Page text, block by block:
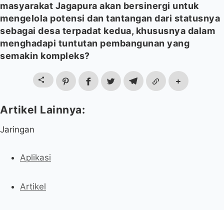
masyarakat Jagapura akan bersinergi untuk
mengelola potensi dan tantangan dari statusnya
sebagai desa terpadat kedua, khususnya dalam
menghadapi tuntutan pembangunan yang
semakin kompleks?
Jaringan
Aplikasi
Artikel